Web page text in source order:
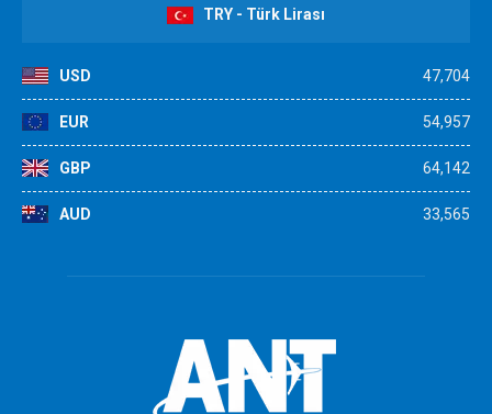
TRY - Türk Lirası
USD 47,704
EUR 54,957
GBP 64,142
AUD 33,565